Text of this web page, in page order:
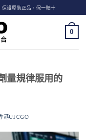
保證原裝正品，假一賠十
0
量規律服用的
港UJCGO